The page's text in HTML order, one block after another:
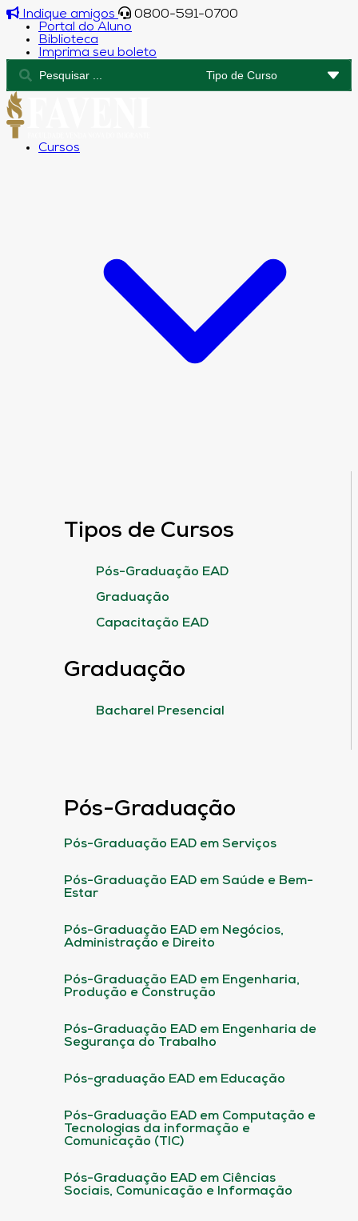
Indique amigos
0800-591-0700
Portal do Aluno
Biblioteca
Imprima seu boleto
Cursos
Tipos de Cursos
Pós-Graduação EAD
Graduação
Capacitação EAD
Graduação
Bacharel Presencial
Pós-Graduação
Pós-Graduação EAD em Serviços
Pós-Graduação EAD em Saúde e Bem-
Estar
Pós-Graduação EAD em Negócios,
Administração e Direito
Pós-Graduação EAD em Engenharia,
Produção e Construção
Pós-Graduação EAD em Engenharia de
Segurança do Trabalho
Pós-graduação EAD em Educação
Pós-Graduação EAD em Computação e
Tecnologias da informação e
Comunicação (TIC)
Pós-Graduação EAD em Ciências
Sociais, Comunicação e Informação